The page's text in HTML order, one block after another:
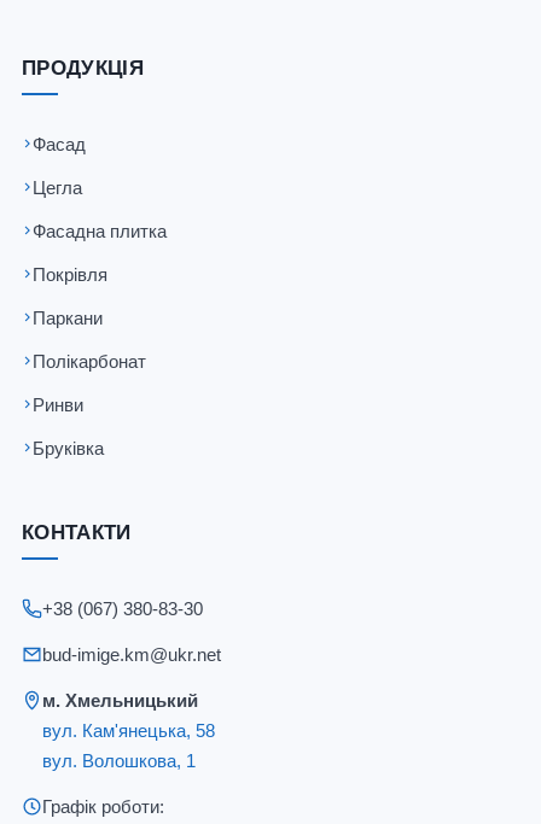
ПРОДУКЦІЯ
Фасад
Цегла
Фасадна плитка
Покрівля
Паркани
Полікарбонат
Ринви
Бруківка
КОНТАКТИ
+38 (067) 380-83-30
bud-imige.km@ukr.net
м. Хмельницький
вул. Кам'янецька, 58
вул. Волошкова, 1
Графік роботи: